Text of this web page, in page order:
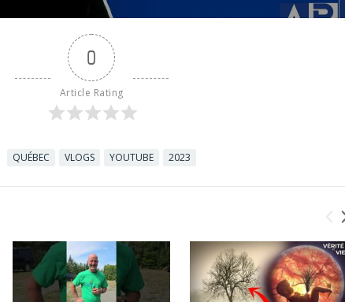
0
Article Rating
QUÉBEC VLOGS YOUTUBE 2023